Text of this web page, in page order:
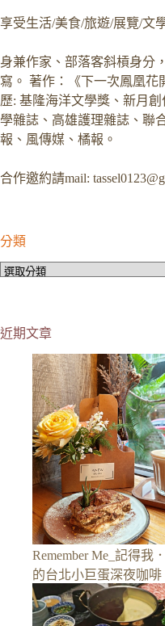
享受生活/美食/旅遊/展覽/文
身兼作家、部落客斜槓身分
寫。 著作：《下一次鳳凰花
歷: 基隆海洋文學獎、新月
學雜誌、高雄護理雜誌、聯
報、風傳媒、橘報。
合作邀約請mail:
分類
分
近期文章
Remember Me_記得我
的台北小巨蛋深夜咖